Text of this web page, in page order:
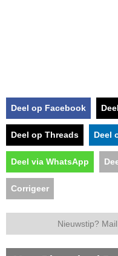
Deel op Facebook
Deel op Threads Deel
Deel via WhatsApp
Corrigeer
Nieuwstip? Mail